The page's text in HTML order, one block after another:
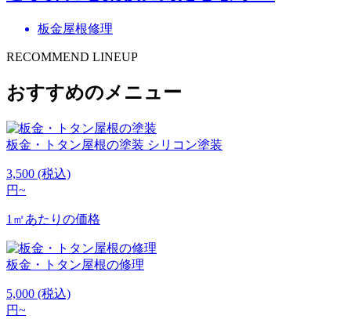
板金屋根修理
RECOMMEND LINEUP
おすすめのメニュー
板金・トタン屋根の塗装 シリコン塗装
3,500 (税込)
円~
1㎡あたりの価格
板金・トタン屋根の修理
5,000 (税込)
円~